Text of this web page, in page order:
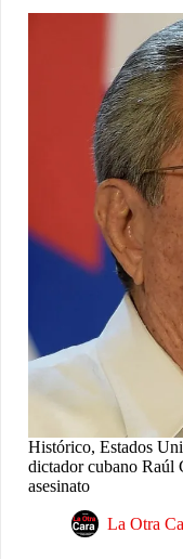
Histórico, Estados
dictador cubano Raúl
asesinato
La Otra